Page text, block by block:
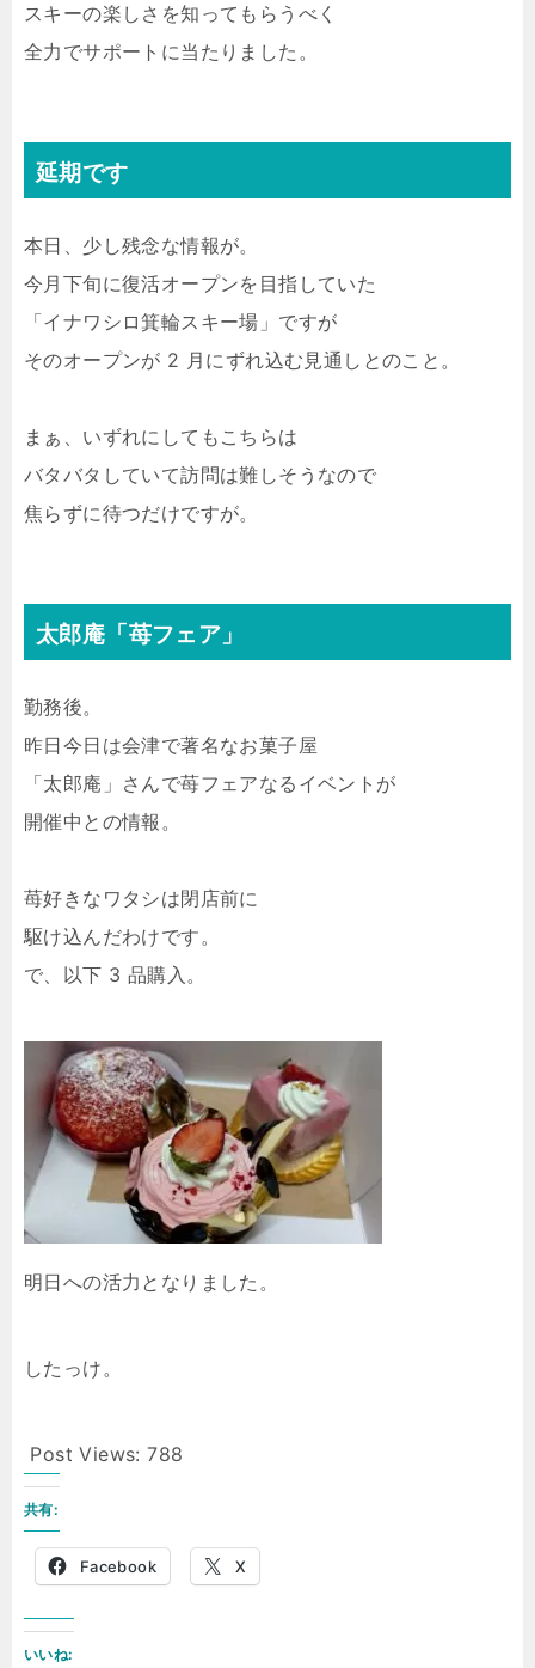
スキーの楽しさを知ってもらうべく
全力でサポートに当たりました。
延期です
本日、少し残念な情報が。
今月下旬に復活オープンを目指していた
「イナワシロ箕輪スキー場」ですが
そのオープンが 2 月にずれ込む見通しとのこと。
まぁ、いずれにしてもこちらは
バタバタしていて訪問は難しそうなので
焦らずに待つだけですが。
太郎庵「苺フェア」
勤務後。
昨日今日は会津で著名なお菓子屋
「太郎庵」さんで苺フェアなるイベントが
開催中との情報。
苺好きなワタシは閉店前に
駆け込んだわけです。
で、以下 3 品購入。
明日への活力となりました。
したっけ。
Post Views: 788
共有:
Facebook X
いいね: